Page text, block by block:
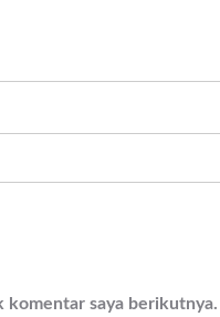
komentar saya berikutnya.